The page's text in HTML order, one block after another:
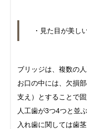
・見た目が美し
ブリッジは、複数の
お口の中には、欠損
支え）とすることで固
人工歯が3つ4つと並
入れ歯に関しては歯